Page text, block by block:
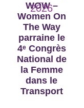
WOW –
Women On
The Way
parraine le
4ᵉ Congrès
National de
la Femme
dans le
Transport
2026